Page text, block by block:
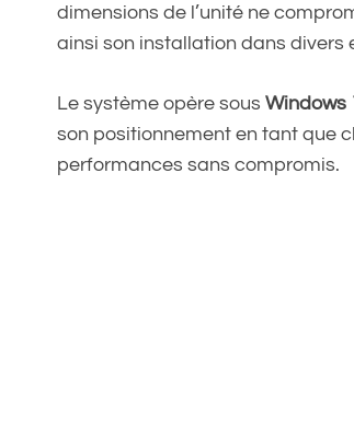
dimensions de l’unité ne
ainsi son installation dans divers
Le système opère sous Windows
son positionnement en tant que
performances sans compromis.